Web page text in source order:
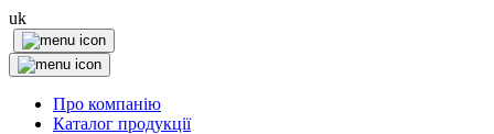
uk
Про компанію
Каталог продукції